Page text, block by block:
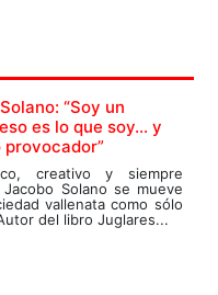
“Soy un
es lo que soy… y
provocador”
creativo y siempre
Solano se mueve
vallenata como sólo
del libro Juglares...